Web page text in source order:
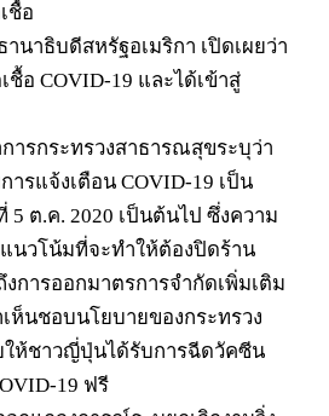
ชื้อ
นาธิบดีสหรัฐอเมริกา เปิดเผยว่า
ชื้อ COVID-19 และได้เข้าสู่
ารกระทรวงสาธารณสุขระบุว่า
ารแจ้งเตือน COVID-19 เป็น
5 ต.ค. 2020 เป็นต้นไป ซึ่งความ
นวโน้มที่จะทำให้ต้องปิดร้าน
การออกมาตรการจำกัดเพิ่มเติม
นชอบนโยบายของกระทรวง
ห้ชาวญี่ปุ่นได้รับการฉีดวัคซีน
19 ฟรี